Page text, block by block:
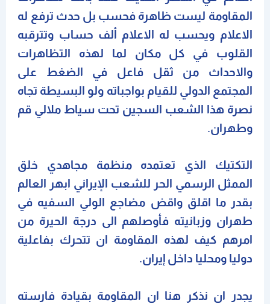
المقاومة ليست ظاهرة فحسب بل حدث ترفع له
الاعلام ويحسب له الاعلام ألف حساب وتترقبه
القلوب في كل مكان لما لهذه التظاهرات
والاحداث من ثقل فاعل في الضغط على
المجتمع الدولي للقيام بواجباته ولو البسيطة تجاه
نصرة هذا الشعب السجين تحت سياط ملالي قم
وطهران.
التكتيك الذي تعتمده منظمة مجاهدي خلق
الممثل الرسمي الحر للشعب الإيراني ابهر العالم
بقدر ما اقلق واقض مضاجع الولي السفيه في
طهران وزبانيته فأوصلهم الى درجة الحيرة من
امرهم كيف لهذه المقاومة ان تتحرك بفاعلية
دوليا ومحليا داخل إيران.
يجدر ان نذكر هنا ان المقاومة بقيادة فارسته